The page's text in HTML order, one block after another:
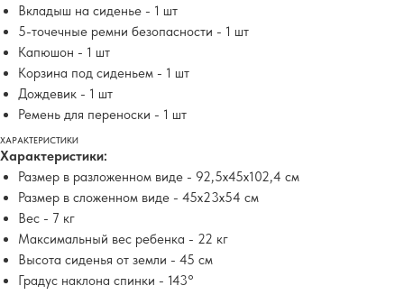
Вкладыш на сиденье - 1 шт
5-точечные ремни безопасности - 1 шт
Капюшон - 1 шт
Корзина под сиденьем - 1 шт
Дождевик - 1 шт
Ремень для переноски - 1 шт
ХАРАКТЕРИСТИКИ
Характеристики:
Размер в разложенном виде - 92,5х45х102,4 см
Размер в сложенном виде - 45х23х54 см
Вес - 7 кг
Максимальный вес ребенка - 22 кг
Высота сиденья от земли - 45 см
Градус наклона спинки - 143°